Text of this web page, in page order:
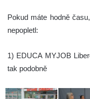
Pokud máte hodně
nepopletl:
1) EDUCA MYJOB
tak podobně